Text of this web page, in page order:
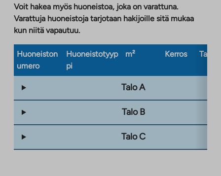
Voit hakea myös huoneistoa, joka on varattuna.
Varattuja huoneistoja tarjotaan hakijoille sitä mukaa
kun niitä vapautuu.
Huoneiston
umero
Huoneistotyyp
pi
m² Kerros
Talo A
Talo B
Talo C